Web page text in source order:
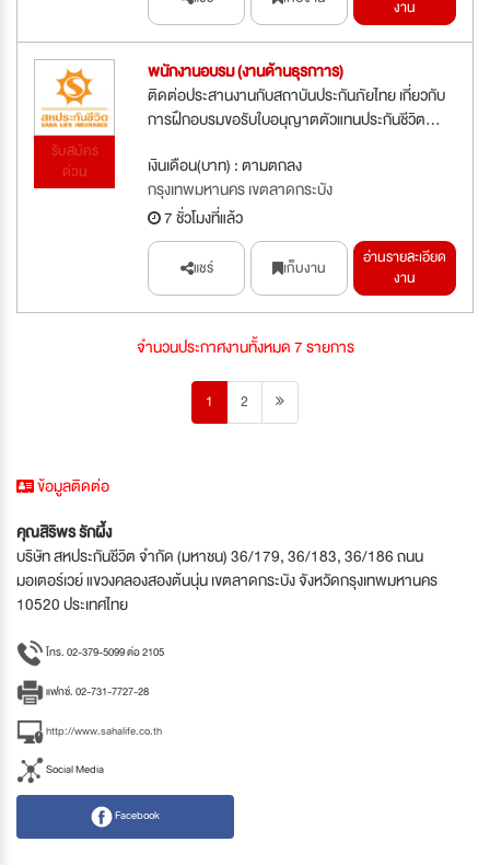
งาน
รับสมัคร
ด่วน
พนักงานอบรม (งานด้านธุรกาาร)
ติดต่อประสานงานกับสถาบันประกันภัยไทย เกี่ยวกับ
การฝึกอบรมขอรับใบอนุญาตตัวแทนประกันชีวิต...
เงินเดือน(บาท) : ตามตกลง
กรุงเทพมหานคร เขตลาดกระบัง
7 ชั่วโมงที่แล้ว
แชร์ เก็บงาน
อ่านรายละเอียด
งาน
จำนวนประกาศงานทั้งหมด 7 รายการ
1 2
ข้อมูลติดต่อ
คุณสิริพร รักผึ้ง
บริษัท สหประกันชีวิต จำกัด (มหาชน) 36/179, 36/183, 36/186 ถนน
มอเตอร์เวย์ แขวงคลองสองต้นนุ่น เขตลาดกระบัง จังหวัดกรุงเทพมหานคร
10520 ประเทศไทย
โทร. 02-379-5099 ต่อ 2105
แฟกซ์. 02-731-7727-28
http://www.sahalife.co.th
Social Media
Facebook